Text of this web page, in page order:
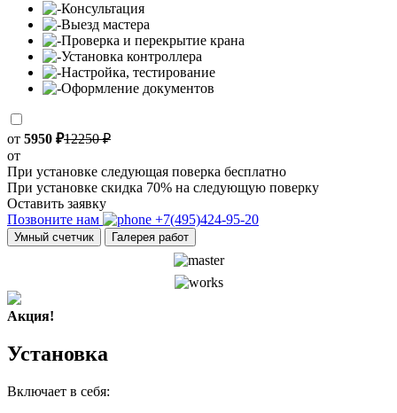
Консультация
Выезд мастера
Проверка и перекрытие крана
Установка контроллера
Настройка, тестирование
Оформление документов
от 5950 ₽12250 ₽
от
При установке следующая поверка бесплатно
При установке скидка 70% на следующую поверку
Оставить заявку
Позвоните нам
+7(495)424-95-20
Умный счетчик Галерея работ
Акция!
Установка
Включает в себя: